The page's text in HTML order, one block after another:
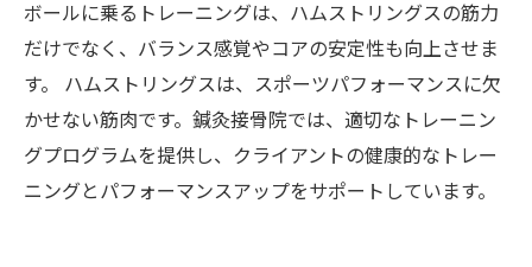
ボールに乗るトレーニングは、ハムストリングスの筋力
だけでなく、バランス感覚やコアの安定性も向上させま
す。 ハムストリングスは、スポーツパフォーマンスに欠
かせない筋肉です。鍼灸接骨院では、適切なトレーニン
グプログラムを提供し、クライアントの健康的なトレー
ニングとパフォーマンスアップをサポートしています。